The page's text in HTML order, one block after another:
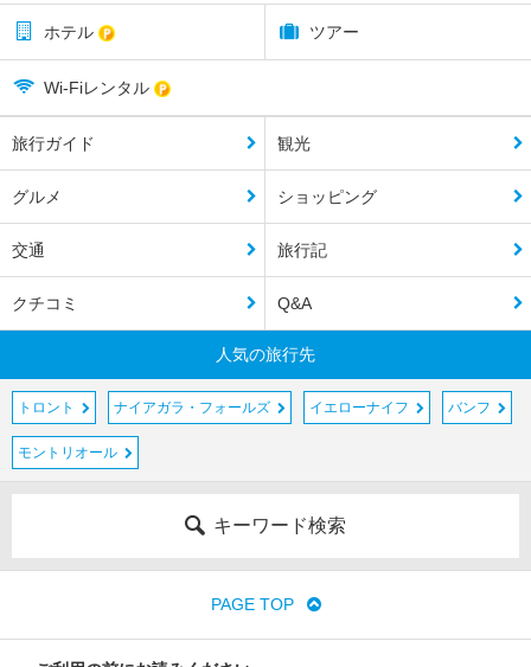
ホテル ツアー
Wi-Fiレンタル
旅行ガイド 観光
グルメ ショッピング
交通 旅行記
クチコミ Q&A
人気の旅行先
トロント ナイアガラ・フォールズ イエローナイフ バンフ
モントリオール
キーワード検索
PAGE TOP